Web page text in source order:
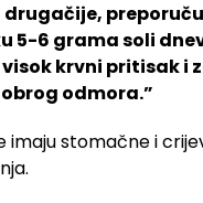
5-6 grama soli
krvni pritisak i
odmora.”
imaju stomačne i